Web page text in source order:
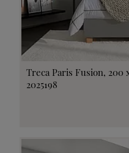
Treca Paris Fusion, 200
2025198